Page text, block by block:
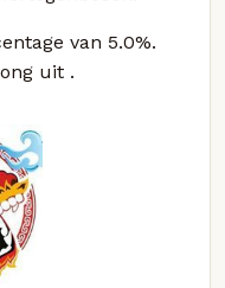
van 5.0%.
uit .